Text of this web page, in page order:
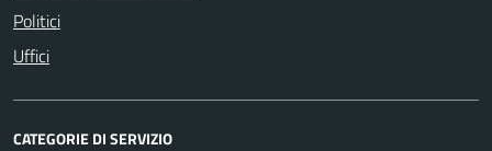
Politici
Uffici
CATEGORIE DI SERVIZIO